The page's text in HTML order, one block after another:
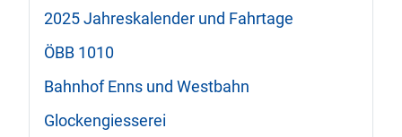
2025 Jahreskalender und Fahrtage
ÖBB 1010
Bahnhof Enns und Westbahn
Glockengiesserei